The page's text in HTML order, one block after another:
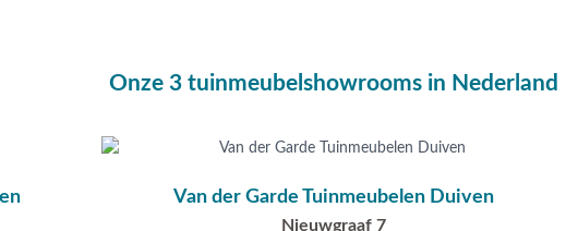
Onze 3 tuinmeubelshowrooms in Nederland
Van der Garde Tuinmeubelen Duiven
Nieuwgraaf 7